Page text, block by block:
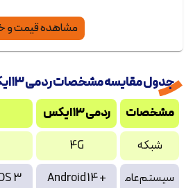
مشاهده قیمت و
جدول مقایسه مشخصات ردمی ۱۳ ایکس و ردمی ۱۵
مشخصات ردمی ۱۳ ایکس
شبکه
4G
سیستم‌عام
Android 14 +
3